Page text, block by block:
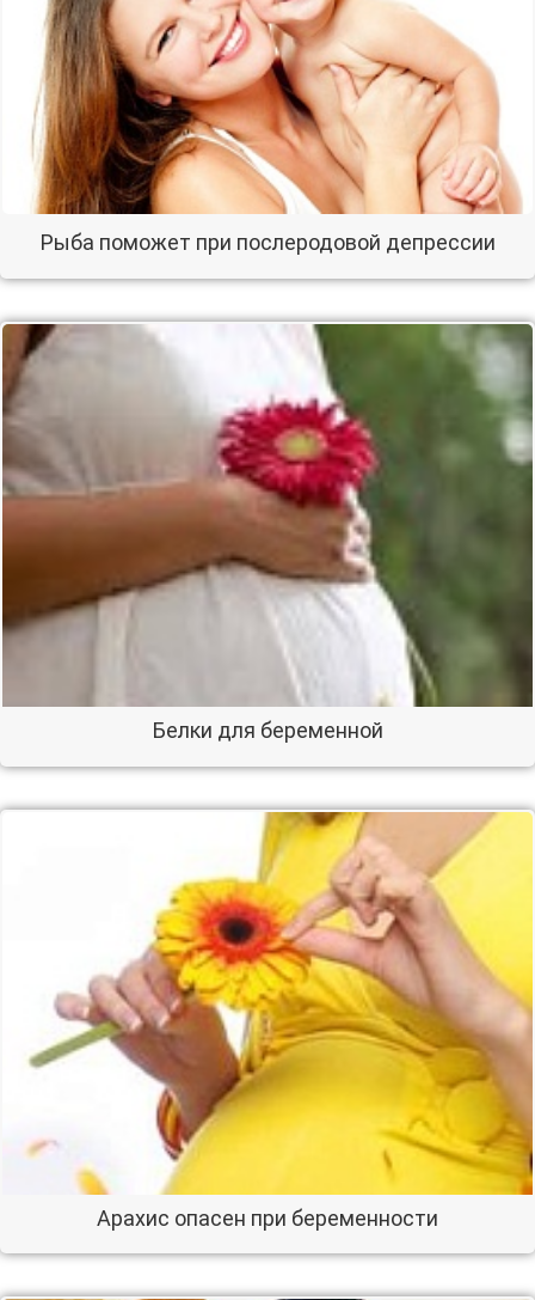
Рыба поможет при послеродовой депрессии
Белки для беременной
Арахис опасен при беременности